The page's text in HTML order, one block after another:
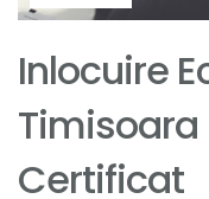
Inlocuire
Certificat